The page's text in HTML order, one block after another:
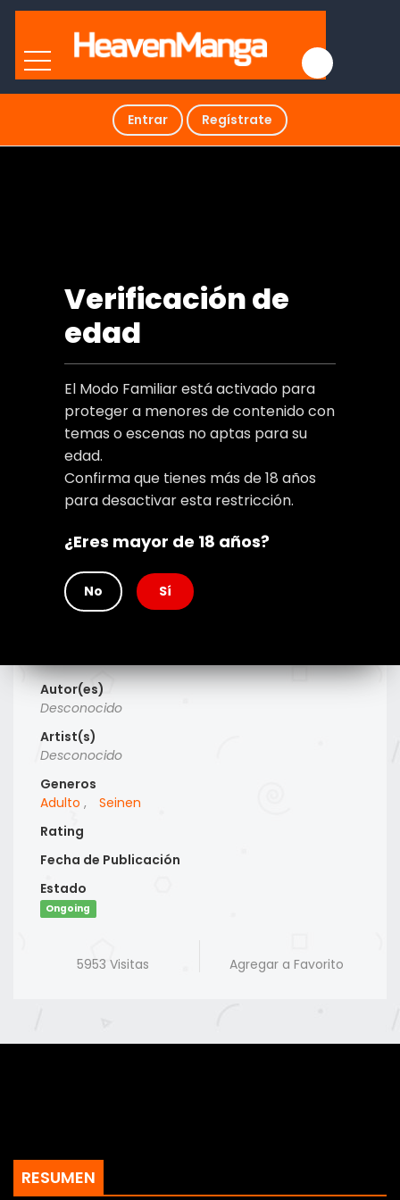
Entrar Regístrate
Verificación de
edad
El Modo Familiar está activado para
proteger a menores de contenido con
temas o escenas no aptas para su
edad.
Confirma que tienes más de 18 años
para desactivar esta restricción.
¿Eres mayor de 18 años?
No Sí
Type
Manhwa
Desconocido
Autor(es)
Desconocido
Artist(s)
Desconocido
Generos
Adulto ,
Seinen
Rating
Fecha de Publicación
Estado
Ongoing
5953 Visitas Agregar a Favorito
RESUMEN